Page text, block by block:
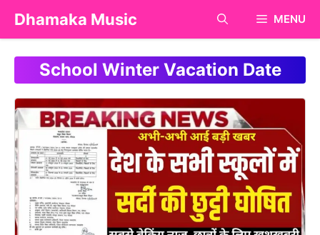
Skip
content
Dhamaka Music MENU
School Winter Vacation Date